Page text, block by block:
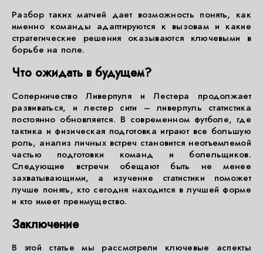
Разбор таких матчей дает возможность понять, как
именно команды адаптируются к вызовам и какие
стратегические решения оказываются ключевыми в
борьбе на поле.
Что ожидать в будущем?
Соперничество Ливерпуля и Лестера продолжает
развиваться, и лестер сити – ливерпуль статистика
постоянно обновляется. В современном футболе, где
тактика и физическая подготовка играют все большую
роль, анализ личных встреч становится неотъемлемой
частью подготовки команд и болельщиков.
Следующие встречи обещают быть не менее
захватывающими, а изучение статистики поможет
лучше понять, кто сегодня находится в лучшей форме
и кто имеет преимущество.
Заключение
В этой статье мы рассмотрели ключевые аспекты